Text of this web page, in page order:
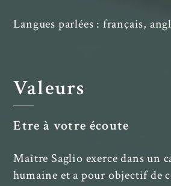
Langues parlées : français,
Valeurs
Etre à votre écoute
Maître Saglio exerce dans un
humaine et a pour objectif de